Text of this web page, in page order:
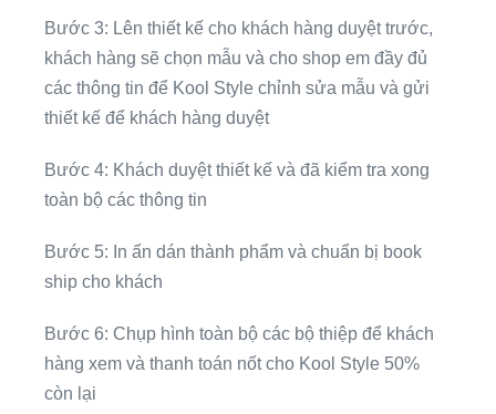
Bước 3: Lên thiết kế cho khách hàng duyệt trước,
khách hàng sẽ chọn mẫu và cho shop em đầy đủ
các thông tin để Kool Style chỉnh sửa mẫu và gửi
thiết kế để khách hàng duyệt
Bước 4: Khách duyệt thiết kế và đã kiểm tra xong
toàn bộ các thông tin
Bước 5: In ấn dán thành phẩm và chuẩn bị book
ship cho khách
Bước 6: Chụp hình toàn bộ các bộ thiệp để khách
hàng xem và thanh toán nốt cho Kool Style 50%
còn lại